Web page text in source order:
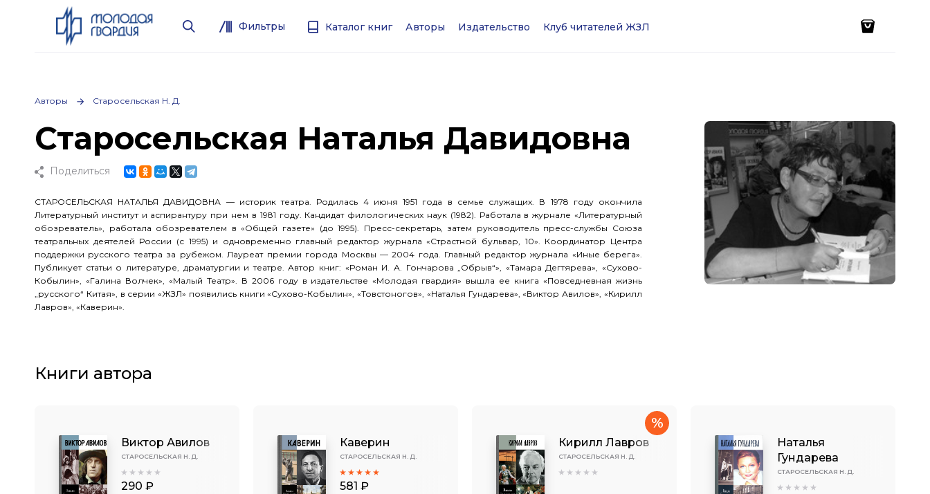
Фильтры Каталог книг Авторы Издательство Клуб читателей ЖЗЛ
Авторы Старосельская Н. Д.
Старосельская Наталья Давидовна
Поделиться
СТАРОСЕЛЬСКАЯ НАТАЛЬЯ ДАВИДОВНА — историк театра. Родилась 4 июня 1951 года в семье служащих. В 1978 году окончила
Литературный институт и аспирантуру при нем в 1981 году. Кандидат филологических наук (1982). Работала в журнале «Литературный
обозреватель», работала обозревателем в «Общей газете» (до 1995). Пресс-секретарь, затем руководитель пресс-службы Союза
театральных деятелей России (с 1995) и одновременно главный редактор журнала «Страстной бульвар, 10». Координатор Центра
поддержки русского театра за рубежом. Лауреат премии города Москвы — 2004 года. Главный редактор журнала «Иные берега».
Публикует статьи о литературе, драматургии и театре. Автор книг: «Роман И. А. Гончарова „Обрыв“», «Тамара Дегтярева», «Сухово-
Кобылин», «Галина Волчек», «Малый Театр». В 2006 году в издательстве «Молодая гвардия» вышла ее книга «Повседневная жизнь
„русского“ Китая», в серии «ЖЗЛ» появились книги «Сухово-Кобылин», «Товстоногов», «Наталья Гундарева», «Виктор Авилов», «Кирилл
Лавров», «Каверин».
Книги автора
Виктор Авилов
СТАРОСЕЛЬСКАЯ Н. Д.
290 ₽
Каверин
СТАРОСЕЛЬСКАЯ Н. Д.
581 ₽
Кирилл Лавров
СТАРОСЕЛЬСКАЯ Н. Д.
%
Наталья
Гундарева
СТАРОСЕЛЬСКАЯ Н. Д.